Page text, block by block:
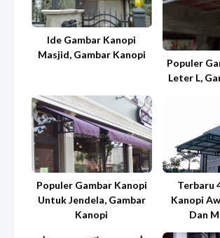
Ide Gambar Kanopi
Masjid, Gambar Kanopi
Populer
Leter L,
Populer Gambar Kanopi
Untuk Jendela, Gambar
Kanopi
Terbaru
Kanopi
Dan